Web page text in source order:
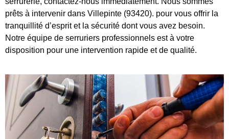
prêts à intervenir dans Villepinte (93420). pour vous offrir la
tranquillité d’esprit et la sécurité dont vous avez besoin.
Notre équipe de serruriers professionnels est à votre
disposition pour une intervention rapide et de qualité.